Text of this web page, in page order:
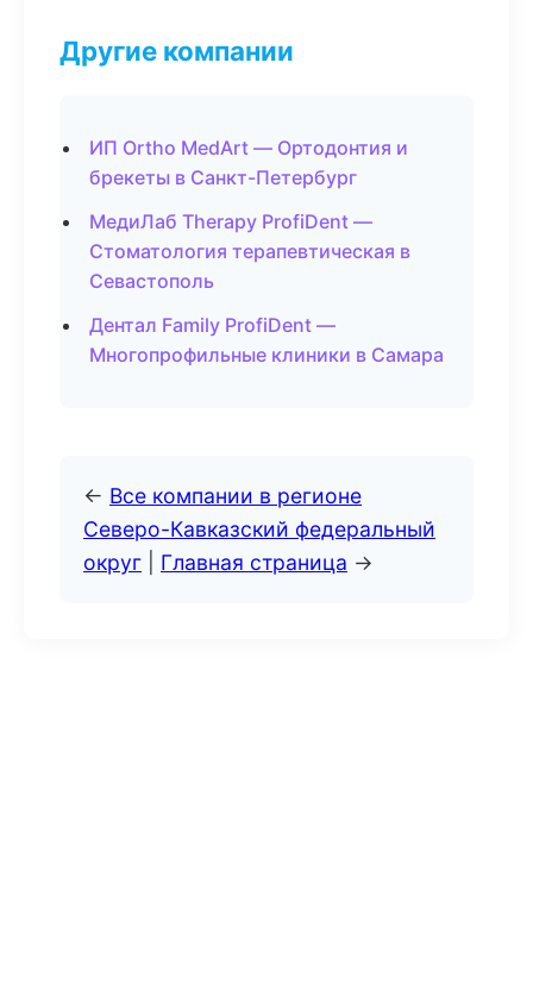
Другие компании
ИП Ortho MedArt — Ортодонтия и
брекеты в Санкт-Петербург
МедиЛаб Therapy ProfiDent —
Стоматология терапевтическая в
Севастополь
Дентал Family ProfiDent —
Многопрофильные клиники в Самара
← Все компании в регионе
Северо-Кавказский федеральный
округ
Главная страница →